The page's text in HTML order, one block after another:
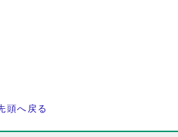
頭へ戻る